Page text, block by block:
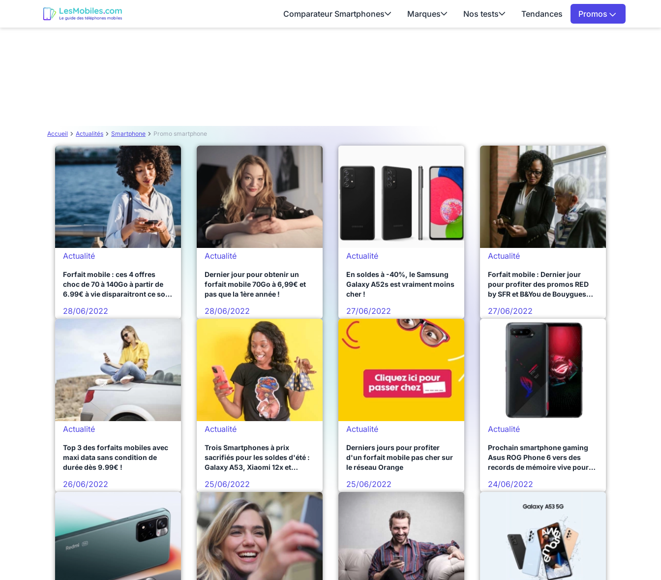
Comparateur Smartphones Marques Nos tests Tendances Promos
Accueil Actualités Smartphone Promo smartphone
Actualité
Forfait mobile : ces 4 offres
choc de 70 à 140Go à partir de
6.99€ à vie disparaitront ce soir
28/06/2022
Actualité
Dernier jour pour obtenir un
forfait mobile 70Go à 6,99€ et
pas que la 1ère année !
28/06/2022
Actualité
En soldes à -40%, le Samsung
Galaxy A52s est vraiment moins
cher !
27/06/2022
Actualité
Forfait mobile : Dernier jour
pour profiter des promos RED
by SFR et B&You de Bouygues
27/06/2022
Actualité
Top 3 des forfaits mobiles avec
maxi data sans condition de
durée dès 9.99€ !
26/06/2022
Actualité
Trois Smartphones à prix
sacrifiés pour les soldes d'été :
Galaxy A53, Xiaomi 12x et
25/06/2022
Actualité
Derniers jours pour profiter
d'un forfait mobile pas cher sur
le réseau Orange
25/06/2022
Actualité
Prochain smartphone gaming
Asus ROG Phone 6 vers des
records de mémoire vive pour
24/06/2022